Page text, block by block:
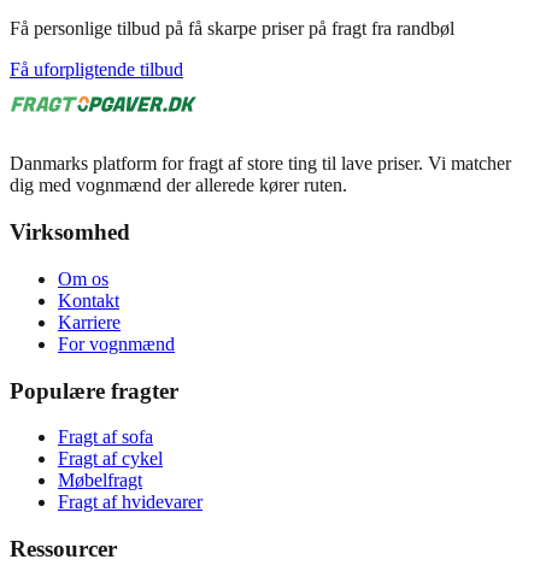
Få personlige tilbud på få skarpe priser på fragt fra randbøl
Få uforpligtende tilbud
Danmarks platform for fragt af store ting til lave priser. Vi matcher
dig med vognmænd der allerede kører ruten.
Virksomhed
Om os
Kontakt
Karriere
For vognmænd
Populære fragter
Fragt af sofa
Fragt af cykel
Møbelfragt
Fragt af hvidevarer
Ressourcer